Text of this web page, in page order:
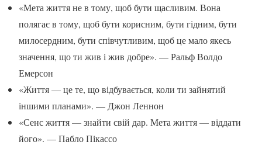
«Мета життя не в тому, щоб бути щасливим. Вона
полягає в тому, щоб бути корисним, бути гідним, бути
милосердним, бути співчутливим, щоб це мало якесь
значення, що ти жив і жив добре». — Ральф Волдо
Емерсон
«Життя — це те, що відбувається, коли ти зайнятий
іншими планами». — Джон Леннон
«Сенс життя — знайти свій дар. Мета життя — віддати
його». — Пабло Пікассо